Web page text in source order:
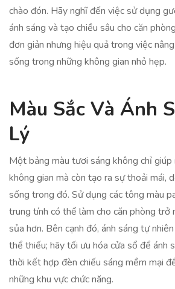
chào đón. Hãy nghĩ đến việc sử dụng
ánh sáng và tạo chiều sâu cho căn
đơn giản nhưng hiệu quả trong việc
sống trong những không gian nhỏ hẹp.
Màu Sắc Và Ánh
Lý
Một bảng màu tươi sáng không chỉ giúp
không gian mà còn tạo ra sự thoải mái,
sống trong đó. Sử dụng các tông màu
trung tính có thể làm cho căn phòng trở
sủa hơn. Bên cạnh đó, ánh sáng tự
thể thiếu; hãy tối ưu hóa cửa sổ để ánh
thời kết hợp đèn chiếu sáng mềm mại
những khu vực chức năng.